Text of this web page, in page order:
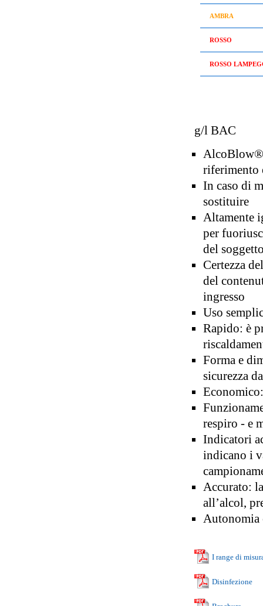
AMBRA
ROSSO
ROSSO
g/l BAC
AlcoBlow®
riferimento
In caso di
sostituire
Altamente
per
del
Certezza
del
ingresso
Uso
Rapido: è
Forma e
sicurezza
respiro - e
Indicatori
indicano i
Accurato:
all’alcol,
Autonomia
I range di
Disinfezione